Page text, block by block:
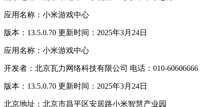
应用名称：小米游戏中心
版本：13.5.0.70 更新时间：2025年3月24日
应用名称：小米游戏中心
开发者：北京瓦力网络科技有限公司 电话：010-60606666
版本：13.5.0.70 更新时间：2025年3月24日
北京地址：北京市昌平区安居路小米智慧产业园